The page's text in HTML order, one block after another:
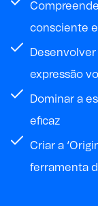
consciente
expressão
Dominar a
eficaz
Criar a
ferramenta